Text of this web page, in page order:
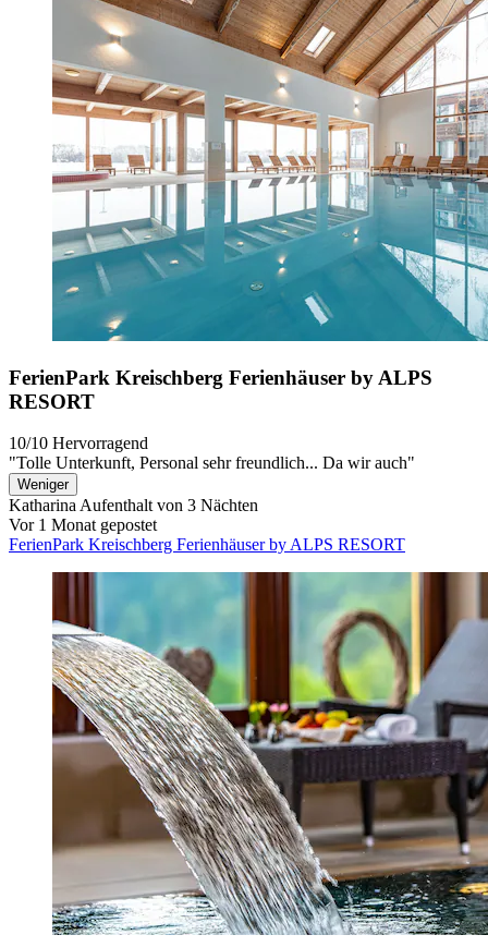
FerienPark Kreischberg Ferienhäuser by ALPS
RESORT
10/10 Hervorragend
"Tolle Unterkunft, Personal sehr freundlich... Da wir auch"
Weniger
Katharina Aufenthalt von 3 Nächten
Vor 1 Monat gepostet
FerienPark Kreischberg Ferienhäuser by ALPS RESORT